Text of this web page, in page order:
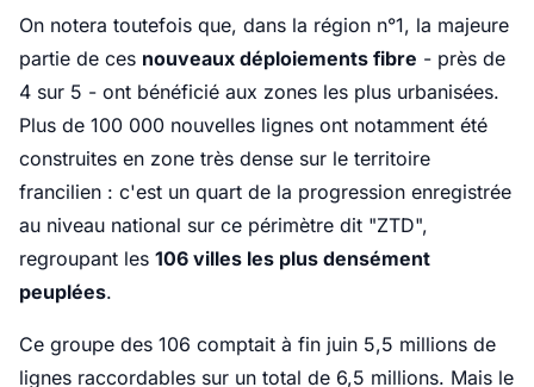
On notera toutefois que, dans la région n°1, la majeure
partie de ces nouveaux déploiements fibre - près de
4 sur 5 - ont bénéficié aux zones les plus urbanisées.
Plus de 100 000 nouvelles lignes ont notamment été
construites en zone très dense sur le territoire
francilien : c'est un quart de la progression enregistrée
au niveau national sur ce périmètre dit "ZTD",
regroupant les 106 villes les plus densément
peuplées.
Ce groupe des 106 comptait à fin juin 5,5 millions de
lignes raccordables sur un total de 6,5 millions. Mais le